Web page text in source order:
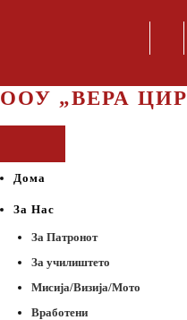
ООУ „ВЕРА
Дома
За Нас
За Патронот
За училиштето
Мисија/Визија/Мото
Вработени